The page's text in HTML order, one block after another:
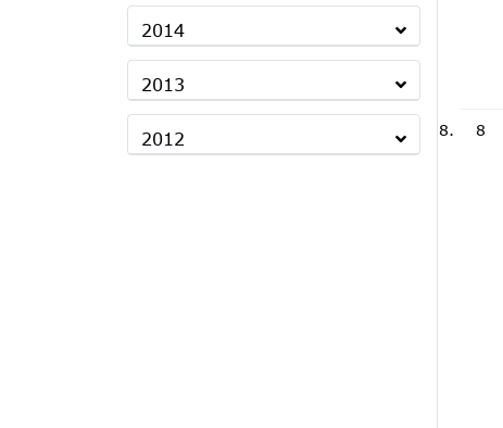
2014
2013
2012 8